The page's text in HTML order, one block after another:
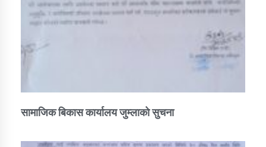
सामाजिक बिकास कार्यालय जुम्लाकाे सुचना